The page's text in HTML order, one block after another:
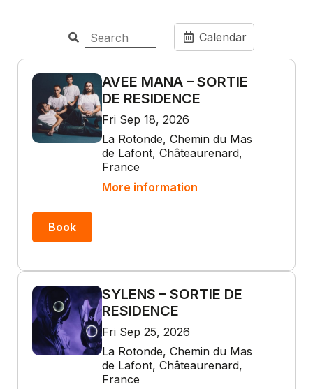
Calendar
AVEE MANA – SORTIE
DE RESIDENCE
Fri Sep 18, 2026
La Rotonde, Chemin du Mas
de Lafont, Châteaurenard,
France
More information
Book
SYLENS – SORTIE DE
RESIDENCE
Fri Sep 25, 2026
La Rotonde, Chemin du Mas
de Lafont, Châteaurenard,
France